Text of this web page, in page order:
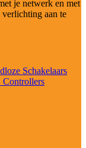
je netwerk en met
aan te
Schakelaars
Controllers